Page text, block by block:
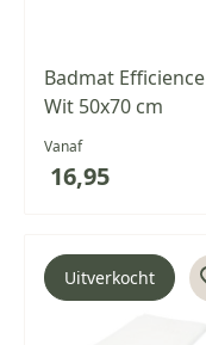
Badmat Efficience
Wit 50x70 cm
Vanaf
16,95
Uitverkocht